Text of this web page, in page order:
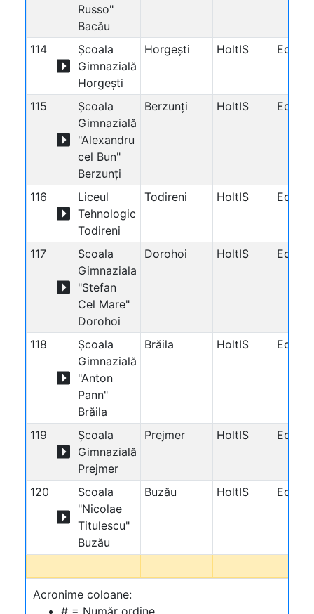
Russo"
Bacău
114
Şcoala
Gimnazială
Horgeşti
Horgești HoltIS
115
Şcoala
Gimnazială
"Alexandru
cel Bun"
Berzunţi
Berzunţi HoltIS
116
Liceul
Tehnologic
Todireni
Todireni HoltIS
117
Scoala
Gimnaziala
"Stefan
Cel Mare"
Dorohoi
Dorohoi HoltIS
118
Școala
Gimnazială
"Anton
Pann"
Brăila
Brăila HoltIS
119
Școala
Gimnazială
Prejmer
Prejmer HoltIS
120
Scoala
"Nicolae
Titulescu"
Buzău
Buzău HoltIS
Acronime coloane:
# = Număr ordine